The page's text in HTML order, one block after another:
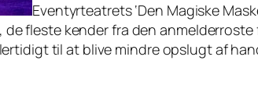
Eventyrteatrets ‘Den Magiske
fleste kender fra den anmelderroste
til at blive mindre opslugt af